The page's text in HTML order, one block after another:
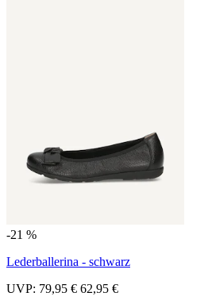
-21 %
Lederballerina - schwarz
UVP: 79,95 € 62,95 €